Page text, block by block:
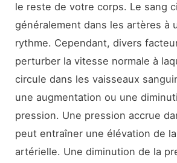
le reste de votre corps. Le sang
généralement dans les artères à
rythme. Cependant, divers
perturber la vitesse normale à
circule dans les vaisseaux
une augmentation ou une
pression. Une pression accrue
peut entraîner une élévation de
artérielle. Une diminution de la